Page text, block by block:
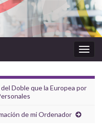
la
Doble que la Europea por
de mi Ordenador